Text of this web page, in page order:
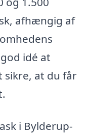
afhængig af
idé at
at du får
i Bylderup-